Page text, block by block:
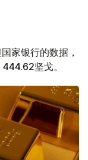
家银行的数据，
坚戈。